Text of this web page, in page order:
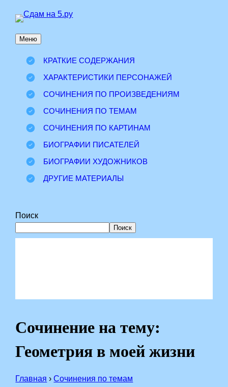
Перейти
содержимому
Меню
КРАТКИЕ СОДЕРЖАНИЯ
ХАРАКТЕРИСТИКИ ПЕРСОНАЖЕЙ
СОЧИНЕНИЯ ПО ПРОИЗВЕДЕНИЯМ
СОЧИНЕНИЯ ПО ТЕМАМ
СОЧИНЕНИЯ ПО КАРТИНАМ
БИОГРАФИИ ПИСАТЕЛЕЙ
БИОГРАФИИ ХУДОЖНИКОВ
ДРУГИЕ МАТЕРИАЛЫ
Поиск
Поиск
Сочинение на тему:
Геометрия в моей жизни
Главная › Сочинения по темам